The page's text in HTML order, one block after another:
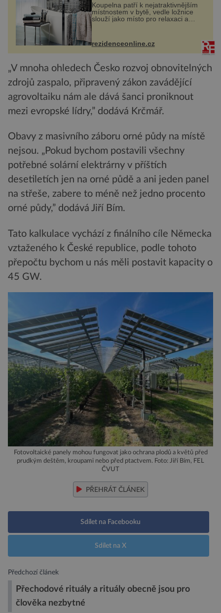
Koupelna patří k nejatraktivnějším
místnostem v bytě, vedle ložnice
slouží jako místo pro relaxaci a
odpočinek. Koupelnový textil –
ručníky, osušky a koberečky –
mohou jako mávnutím kouzelného
proutku...
rezidenceonline.cz
„V mnoha ohledech Česko rozvoj obnovitelných
zdrojů zaspalo, připravený zákon zavádějící
agrovoltaiku nám ale dává šanci proniknout
mezi evropské lídry,” dodává Krčmář.
Obavy z masivního záboru orné půdy na místě
nejsou. „Pokud bychom postavili všechny
potřebné solární elektrárny v příštích
desetiletích jen na orné půdě a ani jeden panel
na střeše, zabere to méně než jedno procento
orné půdy,” dodává Jiří Bím.
Tato kalkulace vychází z finálního cíle Německa
vztaženého k České republice, podle tohoto
přepočtu bychom u nás měli postavit kapacity o
45 GW.
Fotovoltaické panely mohou fungovat jako ochrana plodů a květů před
prudkým deštěm, kroupami nebo před ptactvem. Foto: Jiří Bím, FEL
ČVUT
PŘEHRÁT ČLÁNEK
Sdílet na Facebooku
Sdílet na X
Předchozí článek
Přechodové rituály a rituály obecně jsou pro
člověka nezbytné